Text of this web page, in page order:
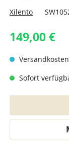
Xilento
149,00 €
Sofort